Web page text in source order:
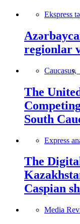
Ekspress
regionlar
Caucasus,
The
South
Express
The
Caspian
Media